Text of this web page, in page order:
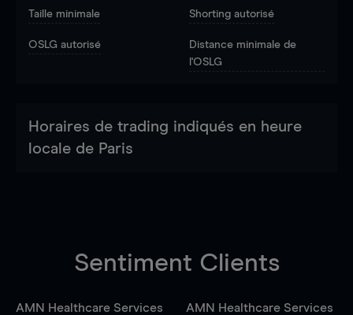
Taille minimale Shorting autorisé
OSLG autorisé
Distance minimale de
l'OSLG
Horaires de trading indiqués en heure
locale de Paris
Sentiment Clients
AMN Healthcare Services
AMN Healthcare Services